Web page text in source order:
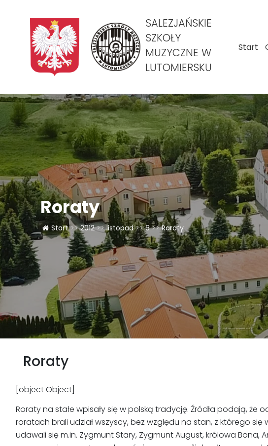
SALEZJAŃSKIE
SZKOŁY
MUZYCZNE W
LUTOMIERSKU
Start
Roraty
Start >> 2012 >> listopad >> 6 >> Roraty
Roraty
[object Object]
Roraty na stałe wpisały się w polską tradycję. Źródła podają, że
roratach brali udział wszyscy, bez względu na stan, z którego
udawali się m.in. Zygmunt Stary, Zygmunt August, królowa Bona,